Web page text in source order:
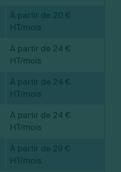
À partir de 20 €
HT/mois
À partir de 24 €
HT/mois
À partir de 24 €
HT/mois
À partir de 24 €
HT/mois
À partir de 29 €
HT/mois